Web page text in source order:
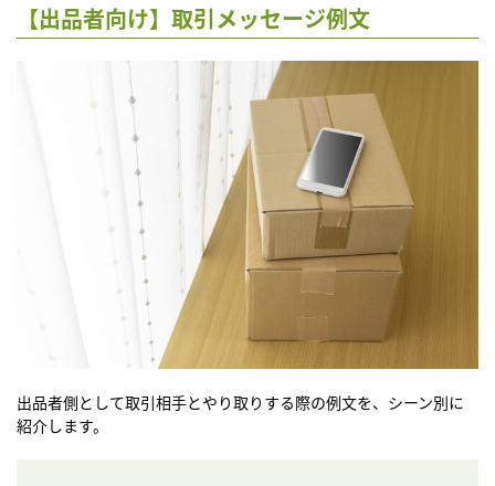
【出品者向け】取引メッセージ例文
出品者側として取引相手とやり取りする際の例文を、シーン別に
紹介します。